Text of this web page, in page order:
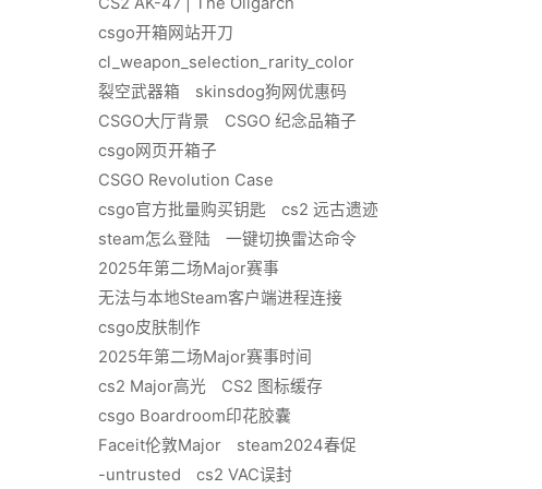
csgo开箱网站开刀
cl_weapon_selection_rarity_color
裂空武器箱
skinsdog狗网优惠码
CSGO大厅背景
CSGO 纪念品箱子
csgo网页开箱子
CSGO Revolution Case
csgo官方批量购买钥匙
cs2 远古遗迹
steam怎么登陆
一键切换雷达命令
2025年第二场Major赛事
无法与本地Steam客户端进程连接
csgo皮肤制作
2025年第二场Major赛事时间
cs2 Major高光
CS2 图标缓存
csgo Boardroom印花胶囊
Faceit伦敦Major
steam2024春促
-untrusted
cs2 VAC误封